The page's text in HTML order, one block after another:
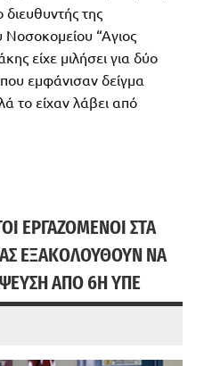
της
Νοσοκομείου “Αγιος
είχε μιλήσει για δύο
εμφάνισαν δείγμα
το είχαν λάβει από
ΕΡΓΑΖΌΜΕΝΟΙ ΣΤΑ
ΕΞΑΚΟΛΟΥΘΟΎΝ ΝΑ
ΑΠΌ 6Η ΥΠΕ